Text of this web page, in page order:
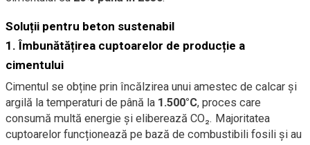
Soluții pentru beton sustenabil
1. Îmbunătățirea cuptoarelor de producție a
cimentului
Cimentul se obține prin încălzirea unui amestec de calcar și
argilă la temperaturi de până la 1.500°C, proces care
consumă multă energie și eliberează CO₂. Majoritatea
cuptoarelor funcționează pe bază de combustibili fosili și au